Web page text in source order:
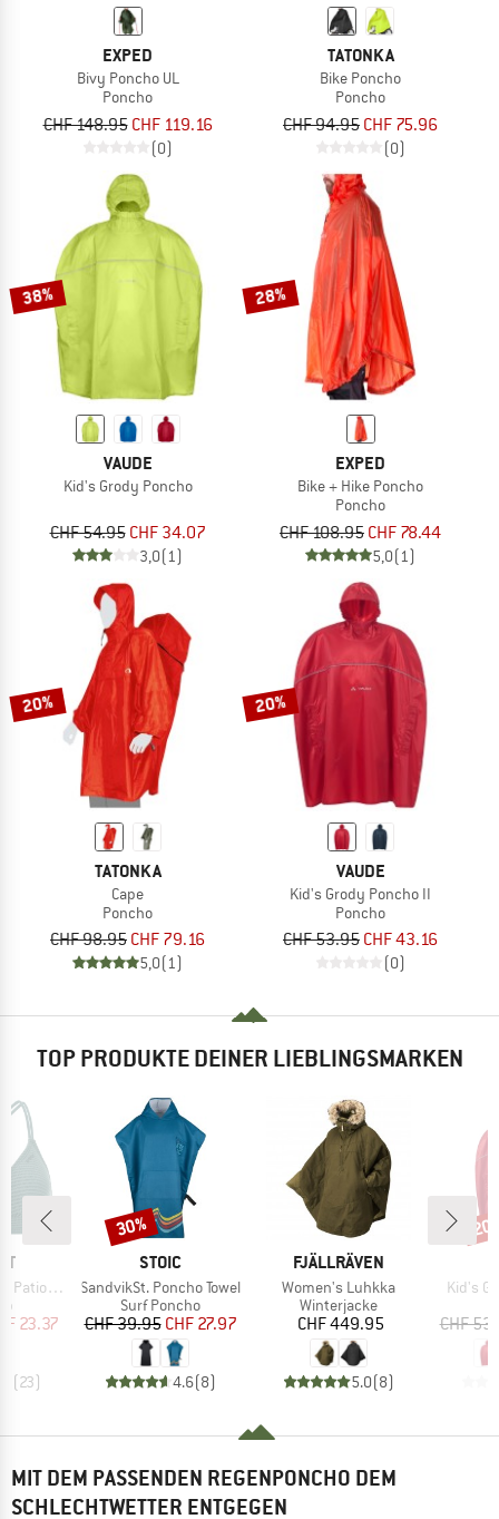
EXPED
Bivy Poncho UL
Poncho
CHF 148.95 CHF 119.16
(0)
TATONKA
Bike Poncho
Poncho
CHF 94.95 CHF 75.96
(0)
38%
VAUDE
Kid's Grody Poncho
CHF 54.95 CHF 34.07
3,0(1)
28%
EXPED
Bike + Hike Poncho
Poncho
CHF 108.95 CHF 78.44
5,0(1)
20%
TATONKA
Cape
Poncho
CHF 98.95 CHF 79.16
5,0(1)
20%
VAUDE
Kid's Grody Poncho II
Poncho
CHF 53.95 CHF 43.16
(0)
TOP PRODUKTE DEINER LIEBLINGSMARKEN
Triangle
Preis
23.37
(23)
MARKE
STOIC
Artikel
SandvikSt. Poncho Towel
Produktgruppe
Surf Poncho
Preis
CHF 39.95reduzierter Preis
CHF 27.97
4.6(8)
Rabatt
30%
MARKE
FJÄLLRÄVEN
Artikel
Women's Luhkka
Produktgruppe
Winterjacke
Preis
CHF 449.95
5.0(8)
Artikel
Kid's
CHF
MIT DEM PASSENDEN REGENPONCHO DEM
SCHLECHTWETTER ENTGEGEN